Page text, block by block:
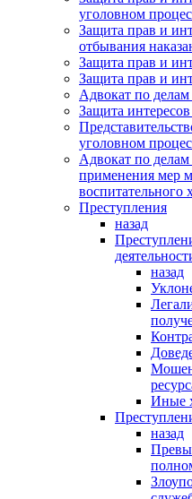
уголовном
Защита прав и
отбывания
Защита прав и
Защита прав и
Адвокат по
Защита
уголовном
Адвокат по делам
применения мер
воспитательного
Преступления
назад
назад
Иные
назад